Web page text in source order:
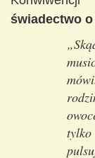
świadectwo